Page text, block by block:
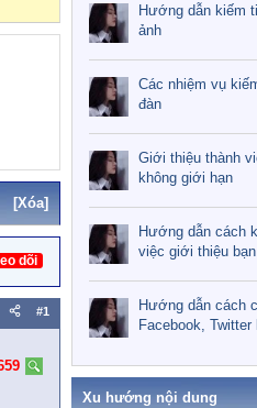
[Xóa]
dõi
#1
Hướng dẫn kiếm
ảnh
Các nhiệm vụ
đàn
Giới thiệu thành
không giới hạn
Hướng dẫn cách
việc giới thiệu
Hướng dẫn cách
Facebook, Twitter
Xu hướng nội dung